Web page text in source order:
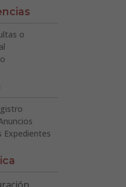
o
Expedientes